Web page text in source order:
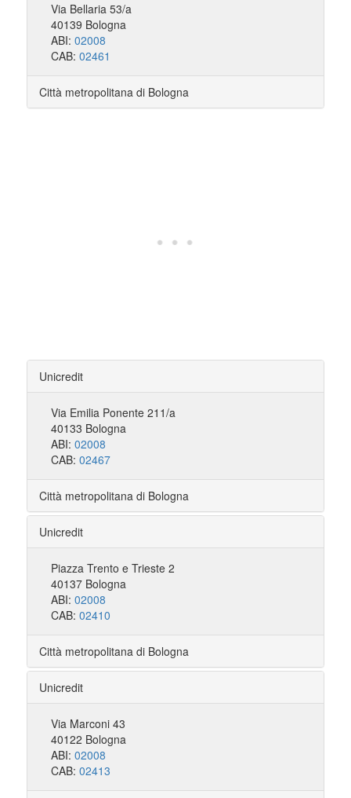
Via Bellaria 53/a
40139 Bologna
ABI: 02008
CAB: 02461
Città metropolitana di Bologna
Unicredit
Via Emilia Ponente 211/a
40133 Bologna
ABI: 02008
CAB: 02467
Città metropolitana di Bologna
Unicredit
Piazza Trento e Trieste 2
40137 Bologna
ABI: 02008
CAB: 02410
Città metropolitana di Bologna
Unicredit
Via Marconi 43
40122 Bologna
ABI: 02008
CAB: 02413